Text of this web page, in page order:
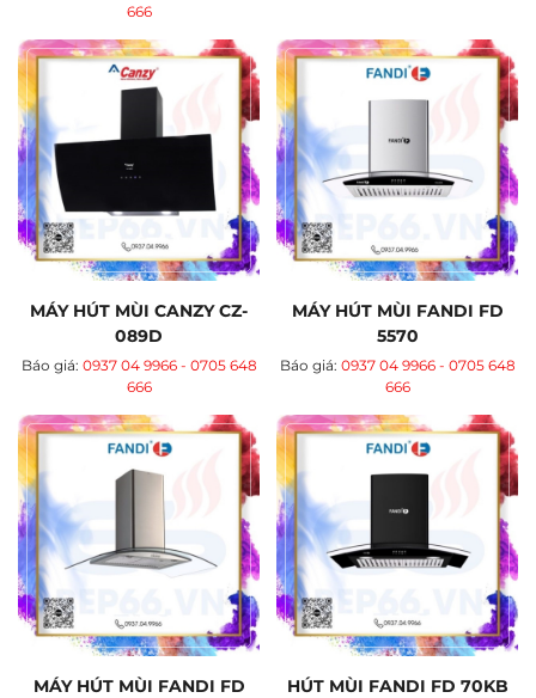
666
MÁY HÚT MÙI CANZY CZ-
089D
Báo giá: 0937 04 9966 - 0705 648
666
MÁY HÚT MÙI FANDI FD
5570
Báo giá: 0937 04 9966 - 0705 648
666
MÁY HÚT MÙI FANDI FD
HÚT MÙI FANDI FD 70KB